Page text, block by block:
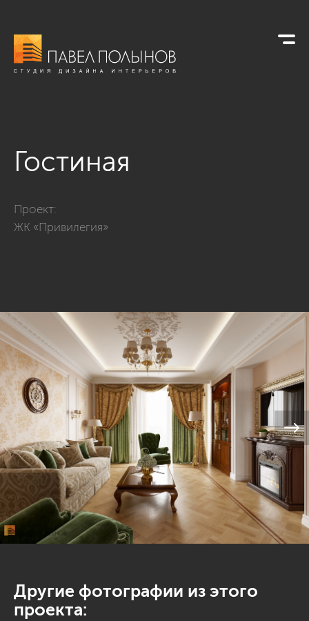
Гостиная
Проект:
ЖК «Привилегия»
Другие фотографии из этого
проекта: